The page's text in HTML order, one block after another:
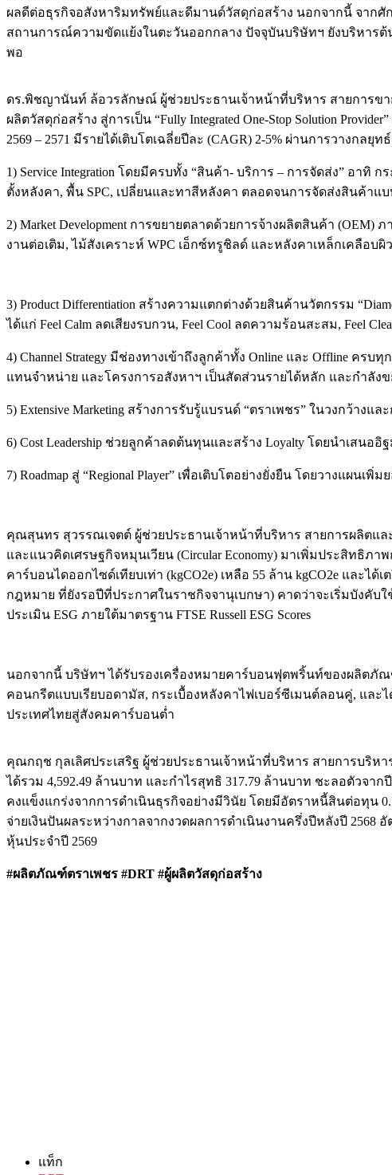
ผลดีต่อธุรกิจอสังหาริมทรัพย์และดีมานด์วัสดุก่อสร้าง นอกจากนี้ จากศั
สถานการณ์ความขัดแย้งในตะวันออกกลาง ปัจจุบันบริษัทฯ ยังบริหาร
พอ
ดร.พิชญานันท์ ล้อวรลักษณ์ ผู้ช่วยประธานเจ้าหน้าที่บริหาร สายการข
ผลิตวัสดุก่อสร้าง สู่การเป็น “Fully Integrated One-Stop Solution
2569 – 2571 มีรายได้เติบโตเฉลี่ยปีละ (CAGR) 2-5% ผ่านการวางกล
1) Service Integration โดยมีครบทั้ง “สินค้า- บริการ – การจัดส่ง” อาทิ
ตั้งหลังคา, พื้น SPC, เปลี่ยนและทาสีหลังคา ตลอดจนการจัดส่งสินค้าแ
2) Market Development การขยายตลาดด้วยการจ้างผลิตสินค้า
งานต่อเติม, ไม้สังเคราะห์ WPC เอ็กซ์ทรูชิลด์ และหลังคาเหล็กเคลือ
3) Product Differentiation สร้างความแตกต่างด้วยสินค้านวัตกรรม
ได้แก่ Feel Calm ลดเสียงรบกวน, Feel Cool ลดความร้อนสะสม, Feel
4) Channel Strategy มีช่องทางเข้าถึงลูกค้าทั้ง Online และ Offline คร
แทนจำหน่าย และโครงการอสังหาฯ เป็นสัดส่วนรายได้หลัก และกำลัง
5) Extensive Marketing สร้างการรับรู้แบรนด์ “ตราเพชร” ในวงกว้าง
6) Cost Leadership ช่วยลูกค้าลดต้นทุนและสร้าง Loyalty โดยนำเสนอ
7) Roadmap สู่ “Regional Player” เพื่อเติบโตอย่างยั่งยืน โดยวางแผน
คุณสุนทร สุวรรณเจตต์ ผู้ช่วยประธานเจ้าหน้าที่บริหาร สายการผลิตแ
และแนวคิดเศรษฐกิจหมุนเวียน (Circular Economy) มาเพิ่มประสิทธิภ
คาร์บอนไดออกไซด์เทียบเท่า (kgCO2e) เหลือ 55 ล้าน kgCO2e และ
กฎหมาย ที่ยังรอปีที่ประกาศในราชกิจจานุเบกษา) คาดว่าจะเริ่มบังคับ
ประเมิน ESG ภายใต้มาตรฐาน FTSE Russell ESG Scores
นอกจากนี้ บริษัทฯ ได้รับรองเครื่องหมายคาร์บอนฟุตพริ้นท์ของผลิตภัณฑ์
คอนกรีตแบบเรียบอดามัส, กระเบื้องหลังคาไฟเบอร์ซีเมนต์ลอนคู่, และ
ประเทศไทยสู่สังคมคาร์บอนต่ำ
คุณกฤช กุลเลิศประเสริฐ ผู้ช่วยประธานเจ้าหน้าที่บริหาร สายการบริ
ได้รวม 4,592.49 ล้านบาท และกำไรสุทธิ 317.79 ล้านบาท ชะลอตัวจ
คงแข็งแกร่งจากการดำเนินธุรกิจอย่างมีวินัย โดยมีอัตราหนี้สินต่อทุน
จ่ายเงินปันผลระหว่างกาลจากงวดผลการดำเนินงานครึ่งปีหลังปี
หุ้นประจำปี 2569
#ผลิตภัณฑ์ตราเพชร #DRT #ผู้ผลิตวัสดุก่อสร้าง
แท็ก